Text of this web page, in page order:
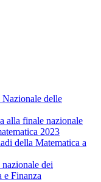
delle
alla finale nazionale
2023
della Matematica a
dei
e Finanza